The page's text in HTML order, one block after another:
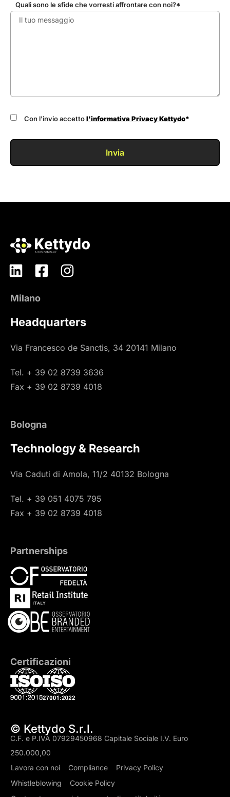
Quali sono le sfide che vorresti affrontare con noi?*
Con l'invio accettol'informativa Privacy Kettydo*
Invia
Milano
Headquarters
Via Francesco de Sanctis, 34 20141 Milano
Tel. + 39 02 8739 3636
Fax + 39 02 8739 4018
Bologna
Technology & Research
Via Caduti di Amola, 11/2 40132 Bologna
Tel. + 39 051 4075 795
Fax + 39 02 8739 4018
Partnerships
Certificazioni
© Kettydo S.r.l.
C.F. e P.IVA 07929450968 Capitale Sociale I.V. Euro
250.000,00
Lavora con noi
Compliance
Privacy Policy
Whistleblowing
Cookie Policy